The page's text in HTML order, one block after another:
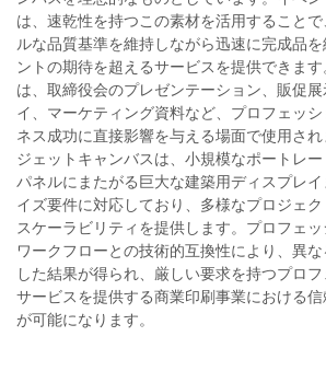
は、速乾性を持つこの素材を活用すること
ルな品質基準を維持しながら迅速に完成品
ントの期待を超えるサービスを提供できま
は、取締役会のプレゼンテーション、販促
イ、マーケティング資料など、プロフェッ
ネス成功に直接影響を与える場面で使用さ
ジェットキャンバスは、小規模なポートレ
パネルにまたがる巨大な建築用ディスプレ
イズ要件に対応しており、多様なプロジェ
スケーラビリティを提供します。プロフェ
ワークフローとの技術的互換性により、異
した結果が得られ、厳しい要求を持つプロ
サービスを提供する商業印刷事業における
が可能になります。